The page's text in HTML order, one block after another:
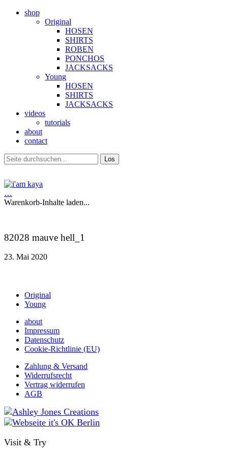
shop
Original
HOSEN
SHIRTS
ROBEN
PONCHOS
JACKSACKS
Young
HOSEN
SHIRTS
JACKSACKS
videos
tutorials
about
contact
…
Warenkorb-Inhalte laden...
82028 mauve hell_1
23. Mai 2020
Original
Young
about
Impressum
Datenschutz
Cookie-Richtlinie (EU)
Zahlung & Versand
Widerrufsrecht
Vertrag widerrufen
AGB
Visit & Try